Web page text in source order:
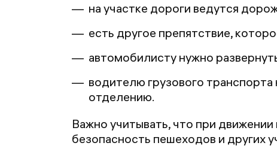
на участке дороги ведутся
есть другое препятствие,
автомобилисту нужно
водителю грузового
отделению.
Важно учитывать, что при
безопасность пешеходов и других